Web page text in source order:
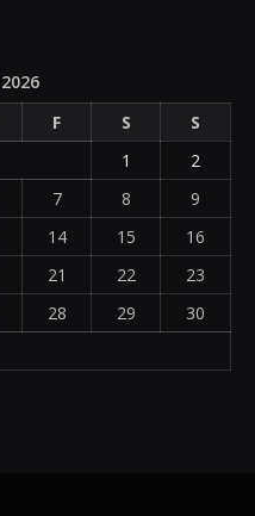
F S
S
1
2
7 8
9
14 15
16
21 22
23
28 29
30